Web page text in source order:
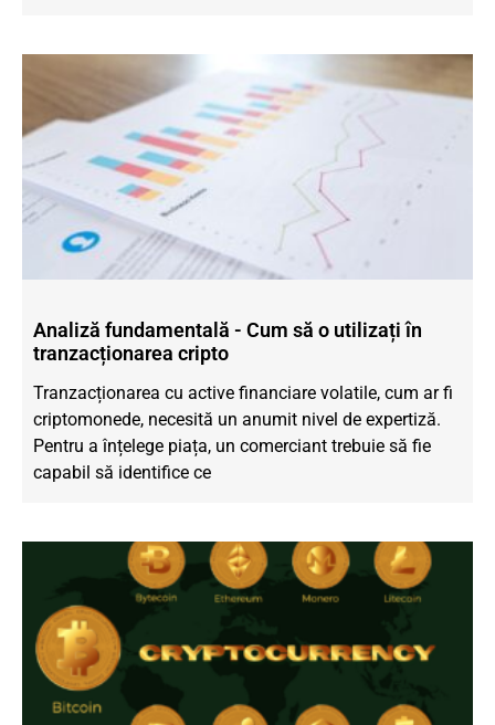
Analiză fundamentală - Cum să o utilizați în
tranzacționarea cripto
Tranzacționarea cu active financiare volatile, cum ar fi
criptomonede, necesită un anumit nivel de expertiză.
Pentru a înțelege piața, un comerciant trebuie să fie
capabil să identifice ce